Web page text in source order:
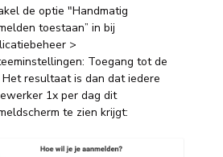
de optie "Handmatig
toestaan” in bij
>
Toegang tot de
Het resultaat is dan dat iedere
1x per dag dit
te zien krijgt: